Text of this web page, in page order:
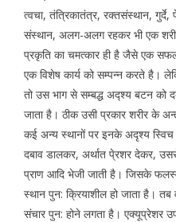
त्वचा, तंत्रिकातंत्र, रक्तसंस्थान,
संस्थान, अलग-अलग रहकर भी एक
प्रकृति का चमत्कार ही है जैसे एक
एक विशेष कार्य को सम्पन्न करते है।
तो उस भाग से सम्बद्ध अद्श्य बटन को
जाता है। ठीक उसी प्रकार शरीर के
कई अन्य स्थानों पर इनके अदृश्य स्विच
दबाव डालकर, अर्थात पे्रशर देकर,
प्राण आदि भेजी जाती है। जिसके
स्थान पुन: क्रियाशील हो जाता है।
संचार पुन: होने लगता है। एक्यूप्रेशर